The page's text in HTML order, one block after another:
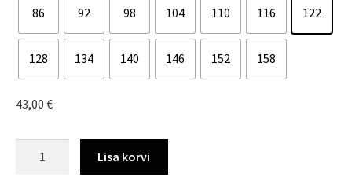
86 92 98 104 110 116 122
128 134 140 146 152 158
43,00 €
Lisa korvi